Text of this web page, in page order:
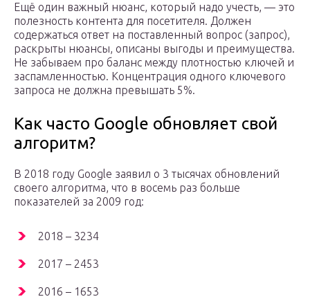
Ещё один важный нюанс, который надо учесть, — это
полезность контента для посетителя. Должен
содержаться ответ на поставленный вопрос (запрос),
раскрыты нюансы, описаны выгоды и преимущества.
Не забываем про баланс между плотностью ключей и
заспамленностью. Концентрация одного ключевого
запроса не должна превышать 5%.
Как часто Google обновляет свой
алгоритм?
В 2018 году Google заявил о 3 тысячах обновлений
своего алгоритма, что в восемь раз больше
показателей за 2009 год:
2018 – 3234
2017 – 2453
2016 – 1653